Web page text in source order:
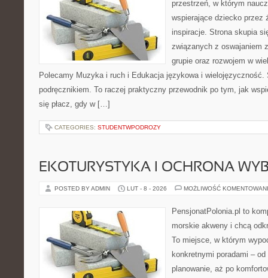
przestrzeń, w którym
wspierające dziecko przez
inspiracje. Strona skupia
związanych z oswajaniem
grupie oraz rozwojem w
Polecamy Muzyka i ruch i Edukacja językowa i
podręcznikiem. To raczej praktyczny przewodnik po tym, jak
się płacz, gdy w […]
CATEGORIES: STUDENTWPODROZY
EKOTURYSTYKA I OCHRONA
POSTED BY ADMIN LUT - 8 - 2026 MOŻLIWOŚĆ
PensjonatPolonia.pl to
morskie akweny i chcą
To miejsce, w którym
konkretnymi poradami –
planowanie, aż po